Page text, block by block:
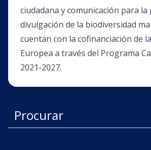
ciudadana y comunicación para
divulgación de la biodiversidad
cuentan con la cofinanciación de
Europea a través del Programa
2021-2027.